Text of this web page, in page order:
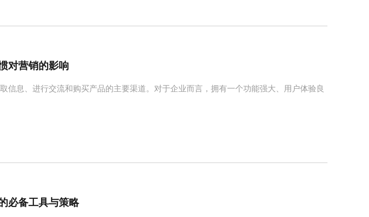
对营销的影响
信息、进行交流和购买产品的主要渠道。对于企业而言，拥有一个功能强大、用户体验良
必备工具与策略